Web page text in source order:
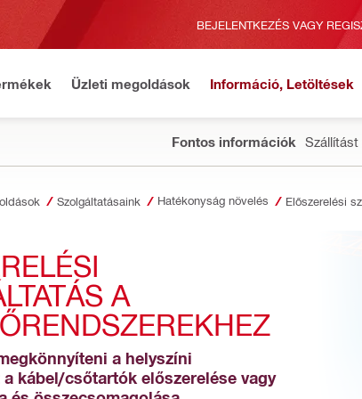
BEJELENTKEZÉS VAGY
Üzleti megoldások Információ, Letöltések
Fontos információk
Szolgáltatásaink Hatékonyság növelés Előszerelési
A
a helyszíni
a kábel/csőtartók előszerelése vagy